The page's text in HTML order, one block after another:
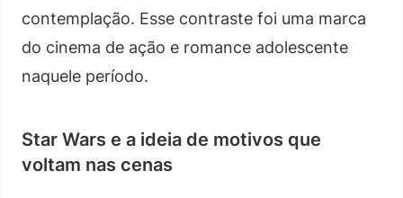
contemplação. Esse contraste foi uma marca
do cinema de ação e romance adolescente
naquele período.
Star Wars e a ideia de motivos que
voltam nas cenas